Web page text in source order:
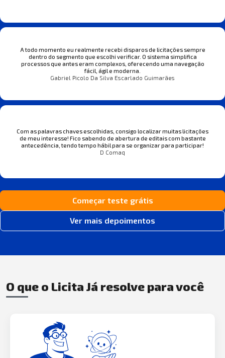
A todo momento eu realmente recebi disparos de licitações sempre
dentro do segmento que escolhi verificar. O sistema simplifica
processos que antes eram complexos, oferecendo uma navegação
fácil, ágil e moderna.
Gabriel Picolo Da Silva Escarlado Guimarães
Com as palavras chaves escolhidas, consigo localizar muitas licitações
de meu interesse! Fico sabendo de abertura de editais com bastante
antecedência, tendo tempo hábil para se organizar para participar!
D Comaq
Começar teste grátis
Ver mais depoimentos
O que o Licita Já resolve para você